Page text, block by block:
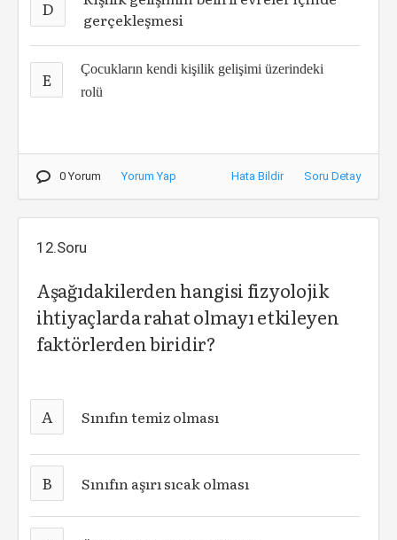
D
gerçekleşmesi
E
Çocukların kendi kişilik gelişimi üzerindeki
rolü
0 Yorum Yorum Yap Hata Bildir Soru Detay
12.Soru
Aşağıdakilerden hangisi fizyolojik
ihtiyaçlarda rahat olmayı etkileyen
faktörlerden biridir?
A Sınıfın temiz olması
B Sınıfın aşırı sıcak olması